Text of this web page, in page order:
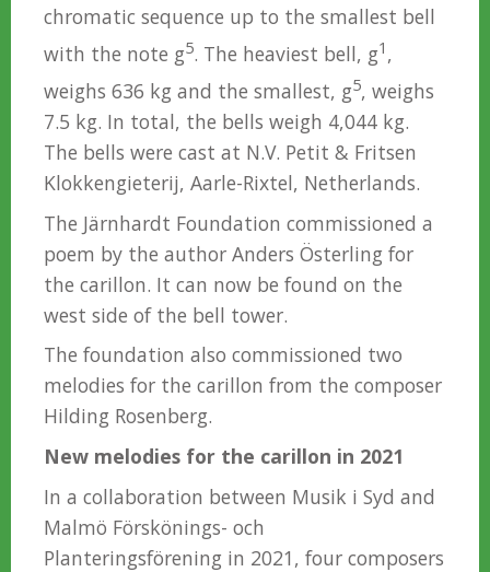
chromatic sequence up to the smallest bell
with the note g5. The heaviest bell, g1 ,
weighs 636 kg and the smallest, g5, weighs
7.5 kg. In total, the bells weigh 4,044 kg.
The bells were cast at N.V. Petit & Fritsen
Klokkengieterij, Aarle-Rixtel, Netherlands.
The Järnhardt Foundation commissioned a
poem by the author Anders Österling for
the carillon. It can now be found on the
west side of the bell tower.
The foundation also commissioned two
melodies for the carillon from the composer
Hilding Rosenberg.
New melodies for the carillon in 2021
In a collaboration between Musik i Syd and
Malmö Förskönings- och
Planteringsförening in 2021, four composers